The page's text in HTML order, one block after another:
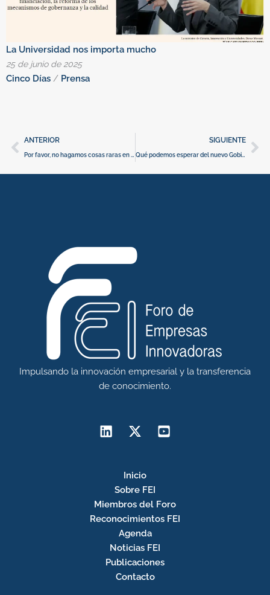
La Universidad nos importa mucho
25 de junio de 2025
Cinco Días / Prensa
Ant
ANTERIOR
Por favor, no hagamos cosas raras en I+D+i
SIGUIENTE
Qué podemos esperar del nuevo Gobierno en I+D+i
Impulsando la innovación empresarial y la transferencia
de conocimiento.
Inicio
Sobre FEI
Miembros del Foro
Reconocimientos FEI
Agenda
Noticias FEI
Publicaciones
Contacto